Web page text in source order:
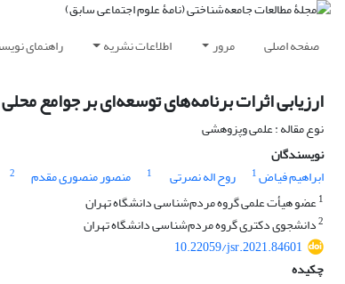
صفحه اصلی مرور اطلاعات نشریه راهنمای
ارزیابی اثرات برنامه‌‌های توسعه‌ای بر جوامع
نوع مقاله : علمی وپزوهشی
نویسندگان
ابراهیم فیاض1 روح اله نصرتی 1 منصور منصوری مقدم
2
1عضو هیأت علمی گروه مردم‌شناسی دانشگاه تهران
2دانشجوی دکتری گروه مردم‌شناسی دانشگاه تهران
10.22059/jsr.2021.84601
چکیده